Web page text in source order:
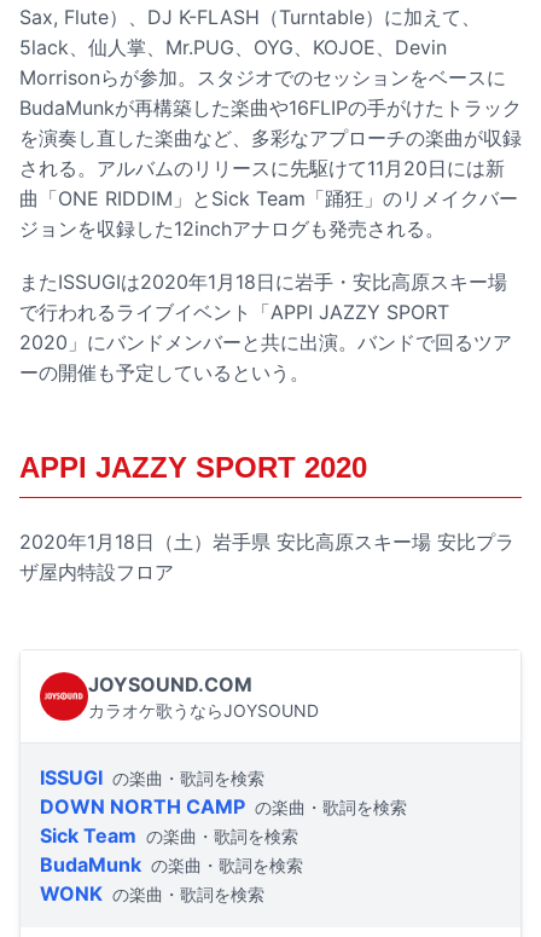
Sax, Flute）、DJ K-FLASH（Turntable）に加えて、
5lack、仙人掌、Mr.PUG、OYG、KOJOE、Devin
Morrisonらが参加。スタジオでのセッションをベースに
BudaMunkが再構築した楽曲や16FLIPの手がけたトラック
を演奏し直した楽曲など、多彩なアプローチの楽曲が収録
される。アルバムのリリースに先駆けて11月20日には新
曲「ONE RIDDIM」とSick Team「踊狂」のリメイクバー
ジョンを収録した12inchアナログも発売される。
またISSUGIは2020年1月18日に岩手・安比高原スキー場
で行われるライブイベント「APPI JAZZY SPORT
2020」にバンドメンバーと共に出演。バンドで回るツア
ーの開催も予定しているという。
APPI JAZZY SPORT 2020
2020年1月18日（土）岩手県 安比高原スキー場 安比プラ
ザ屋内特設フロア
JOYSOUND.COM
カラオケ歌うならJOYSOUND
ISSUGI の楽曲・歌詞を検索
DOWN NORTH CAMP の楽曲・歌詞を検索
Sick Team の楽曲・歌詞を検索
BudaMunk の楽曲・歌詞を検索
WONK の楽曲・歌詞を検索